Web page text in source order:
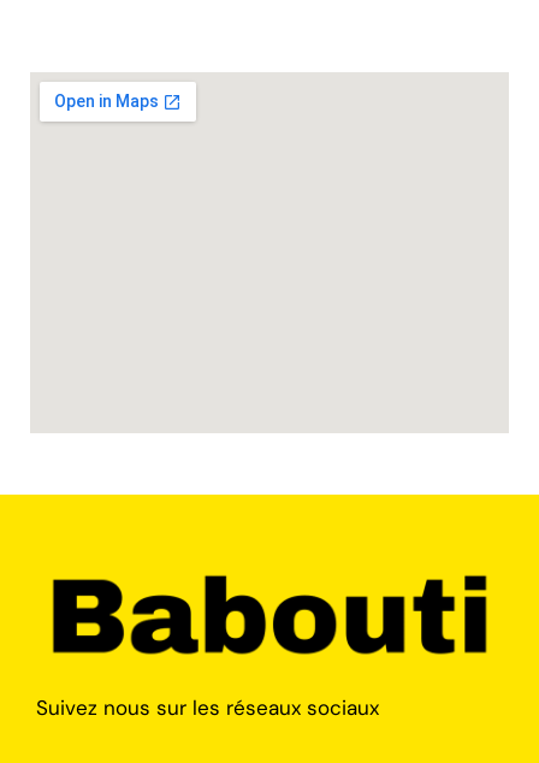
Suivez nous sur les réseaux sociaux